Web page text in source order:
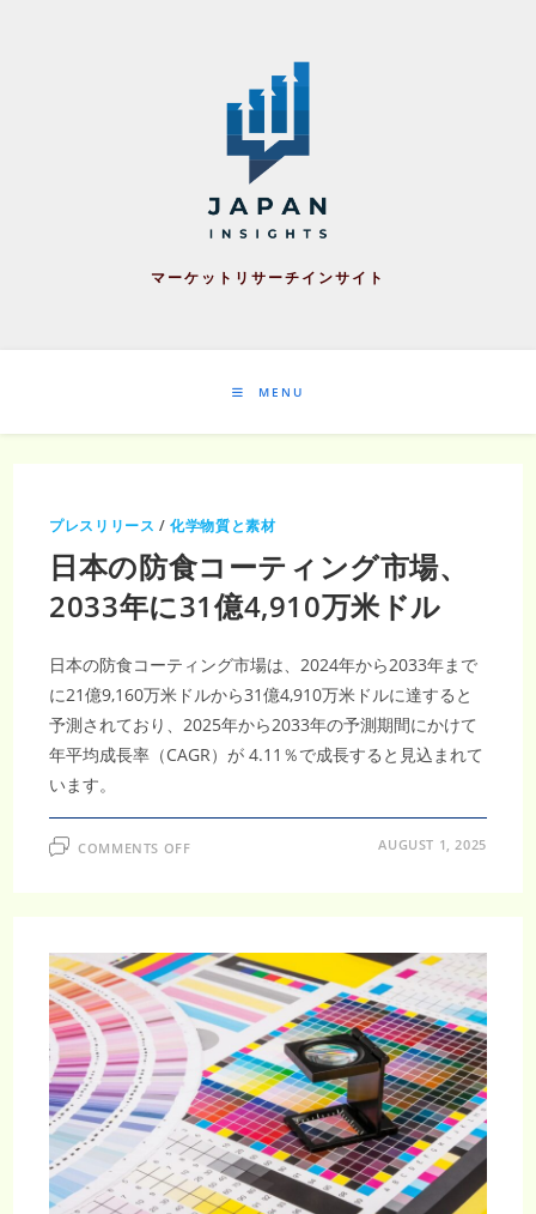
マーケットリサーチインサイト
MENU
プレスリリース /化学物質と素材
日本の防食コーティング市場、
2033年に31億4,910万米ドル
日本の防食コーティング市場は、2024年から2033年まで
に21億9,160万米ドルから31億4,910万米ドルに達すると
予測されており、2025年から2033年の予測期間にかけて
年平均成長率（CAGR）が 4.11％で成長すると見込まれて
います。
COMMENTS OFFON
ー
テ
ィ
ン
グ
市
場、
2033
年
に
31
億
4,910
万
米
ド
ル
AUGUST 1, 2025